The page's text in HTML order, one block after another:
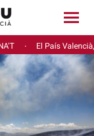
· El País